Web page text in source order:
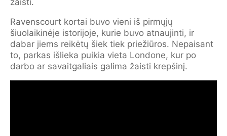
Ravenscourt kortai buvo vieni iš pirmųjų
šiuolaikinėje istorijoje, kurie buvo atnaujinti, ir
dabar jiems reikėtų šiek tiek priežiūros. Nepaisant
to, parkas išlieka puikia vieta Londone, kur po
darbo ar savaitgaliais galima žaisti krepšinį.